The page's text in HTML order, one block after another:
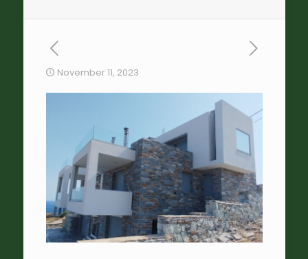
November 11, 2023